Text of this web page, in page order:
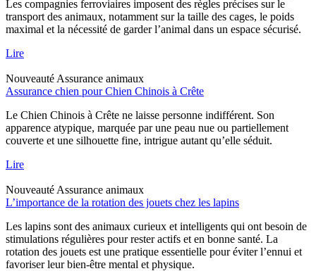
Les compagnies ferroviaires imposent des règles précises sur le
transport des animaux, notamment sur la taille des cages, le poids
maximal et la nécessité de garder l’animal dans un espace sécurisé.
Lire
Nouveauté Assurance animaux
Assurance chien pour Chien Chinois à Crête
Le Chien Chinois à Crête ne laisse personne indifférent. Son
apparence atypique, marquée par une peau nue ou partiellement
couverte et une silhouette fine, intrigue autant qu’elle séduit.
Lire
Nouveauté Assurance animaux
L’importance de la rotation des jouets chez les lapins
Les lapins sont des animaux curieux et intelligents qui ont besoin de
stimulations régulières pour rester actifs et en bonne santé. La
rotation des jouets est une pratique essentielle pour éviter l’ennui et
favoriser leur bien-être mental et physique.